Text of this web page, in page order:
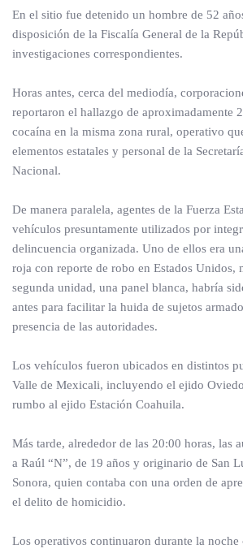
En el sitio fue detenido un hombre de 52
disposición de la Fiscalía General de la
investigaciones correspondientes.
Horas antes, cerca del mediodía,
reportaron el hallazgo de aproximadamente
cocaína en la misma zona rural, operativo
elementos estatales y personal de la
Nacional.
De manera paralela, agentes de la Fuerza
vehículos presuntamente utilizados por
delincuencia organizada. Uno de ellos era
roja con reporte de robo en Estados Unidos,
segunda unidad, una panel blanca, habría
antes para facilitar la huida de sujetos
presencia de las autoridades.
Los vehículos fueron ubicados en distintos
Valle de Mexicali, incluyendo el ejido
rumbo al ejido Estación Coahuila.
Más tarde, alrededor de las 20:00 horas, las
a Raúl “N”, de 19 años y originario de San
Sonora, quien contaba con una orden de
el delito de homicidio.
Los operativos continuaron durante la noche